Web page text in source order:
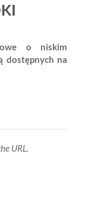
o niskim
dostępnych na
URL.